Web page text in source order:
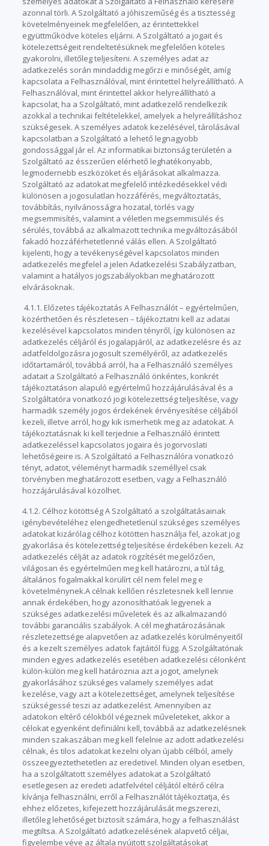
azonnal törli. A Szolgáltató a jóhiszeműség és a tisztesség
követelményeinek megfelelően, az érintettekkel
együttműködve köteles eljárni. A Szolgáltató a jogait és
kötelezettségeit rendeltetésüknek megfelelően köteles
gyakorolni, illetőleg teljesíteni. A személyes adat az
adatkezelés során mindaddig megőrzi e minőségét, amíg
kapcsolata a Felhasználóval, mint érintettel helyreállítható. A
Felhasználóval, mint érintettel akkor helyreállítható a
kapcsolat, ha a Szolgáltató, mint adatkezelő rendelkezik
azokkal a technikai feltételekkel, amelyek a helyreállításhoz
szükségesek. A személyes adatok kezelésével, tárolásával
kapcsolatban a Szolgáltató a lehető legnagyobb
gondossággal jár el. Az informatikai biztonság területén a
Szolgáltató az ésszerűen elérhető leghatékonyabb,
legmodernebb eszközöket és eljárásokat alkalmazza.
Szolgáltató az adatokat megfelelő intézkedésekkel védi
különösen a jogosulatlan hozzáférés, megváltoztatás,
továbbítás, nyilvánosságra hozatal, törlés vagy
megsemmisítés, valamint a véletlen megsemmisülés és
sérülés, továbbá az alkalmazott technika megváltozásából
fakadó hozzáférhetetlenné válás ellen. A Szolgáltató
kijelenti, hogy a tevékenységével kapcsolatos minden
adatkezelés megfelel a jelen Adatkezelési Szabályzatban,
valamint a hatályos jogszabályokban meghatározott
elvárásoknak.
4.1.1. Előzetes tájékoztatás A Felhasználót – egyértelműen,
közérthetően és részletesen – tájékoztatni kell az adatai
kezelésével kapcsolatos minden tényről, így különösen az
adatkezelés céljáról és jogalapjáról, az adatkezelésre és az
adatfeldolgozásra jogosult személyéről, az adatkezelés
időtartamáról, továbbá arról, ha a Felhasználó személyes
adatait a Szolgáltató a Felhasználó önkéntes, konkrét
tájékoztatáson alapuló egyértelmű hozzájárulásával és a
Szolgáltatóra vonatkozó jogi kötelezettség teljesítése, vagy
harmadik személy jogos érdekének érvényesítése céljából
kezeli, illetve arról, hogy kik ismerhetik meg az adatokat. A
tájékoztatásnak ki kell terjednie a Felhasználó érintett
adatkezeléssel kapcsolatos jogaira és jogorvoslati
lehetőségeire is. A Szolgáltató a Felhasználóra vonatkozó
tényt, adatot, véleményt harmadik személlyel csak
törvényben meghatározott esetben, vagy a Felhasználó
hozzájárulásával közölhet.
4.1.2. Célhoz kötöttség A Szolgáltató a szolgáltatásainak
igénybevételéhez elengedhetetlenül szükséges személyes
adatokat kizárólag célhoz kötötten használja fel, azokat jog
gyakorlása és kötelezettség teljesítése érdekében kezeli. Az
adatkezelés célját az adatok rögzítését megelőzően,
világosan és egyértelműen meg kell határozni, a túl tág,
általános fogalmakkal körülírt cél nem felel meg e
követelménynek.A célnak kellően részletesnek kell lennie
annak érdekében, hogy azonosíthatóak legyenek a
szükséges adatkezelési műveletek és az alkalmazandó
további garanciális szabályok. A cél meghatározásának
részletezettsége alapvetően az adatkezelés körülményeitől
és a kezelt személyes adatok fajtáitól függ. A Szolgáltatónak
minden egyes adatkezelés esetében adatkezelési célonként
külön-külön meg kell határoznia azt a jogot, amelynek
gyakorlásához szükséges valamely személyes adat
kezelése, vagy azt a kötelezettséget, amelynek teljesítése
szükségessé teszi az adatkezelést. Amennyiben az
adatokon eltérő célokból végeznek műveleteket, akkor a
célokat egyenként definiálni kell, továbbá az adatkezelésnek
minden szakaszában meg kell felelnie az adott adatkezelési
célnak, és tilos adatokat kezelni olyan újabb célból, amely
összeegyeztethetetlen az eredetivel. Minden olyan esetben,
ha a szolgáltatott személyes adatokat a Szolgáltató
esetlegesen az eredeti adatfelvétel céljától eltérő célra
kívánja felhasználni, erről a Felhasználót tájékoztatja, és
ehhez előzetes, kifejezett hozzájárulását megszerezi,
illetőleg lehetőséget biztosít számára, hogy a felhasználást
megtiltsa. A Szolgáltató adatkezelésének alapvető céljai,
figyelembe véve az általa nyújtott szolgáltatásokat